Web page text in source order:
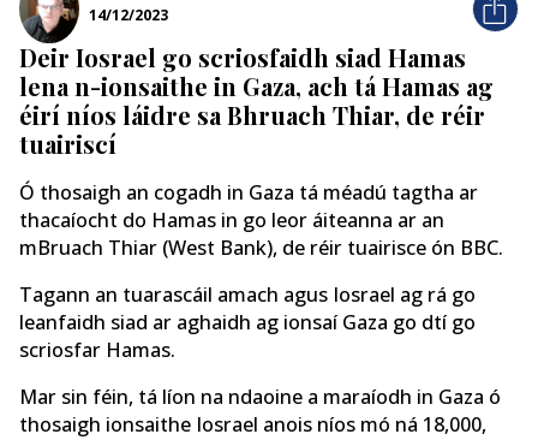
14/12/2023
Deir Iosrael go scriosfaidh siad Hamas
lena n-ionsaithe in Gaza, ach tá Hamas ag
éirí níos láidre sa Bhruach Thiar, de réir
tuairiscí
Ó thosaigh an cogadh in Gaza tá méadú tagtha ar
thacaíocht do Hamas in go leor áiteanna ar an
mBruach Thiar (West Bank), de réir tuairisce ón BBC.
Tagann an tuarascáil amach agus Iosrael ag rá go
leanfaidh siad ar aghaidh ag ionsaí Gaza go dtí go
scriosfar Hamas.
Mar sin féin, tá líon na ndaoine a maraíodh in Gaza ó
thosaigh ionsaithe Iosrael anois níos mó ná 18,000,